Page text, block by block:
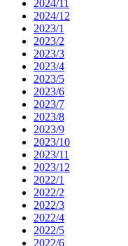
2024/11
2024/12
2023/1
2023/2
2023/3
2023/4
2023/5
2023/6
2023/7
2023/8
2023/9
2023/10
2023/11
2023/12
2022/1
2022/2
2022/3
2022/4
2022/5
2022/6